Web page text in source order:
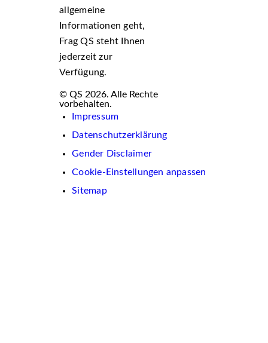
allgemeine
Informationen geht,
Frag QS steht Ihnen
jederzeit zur
Verfügung.
© QS 2026. Alle Rechte
vorbehalten.
Impressum
Datenschutzerklärung
Gender Disclaimer
Cookie-Einstellungen anpassen
Sitemap